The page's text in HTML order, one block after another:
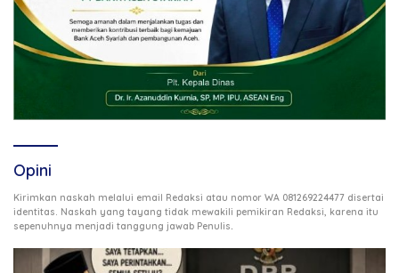
Opini
Kirimkan naskah melalui email Redaksi atau nomor WA 081269224477 disertai
identitas. Naskah yang tayang tidak mewakili pemikiran Redaksi, karena itu
sepenuhnya menjadi tanggung jawab Penulis